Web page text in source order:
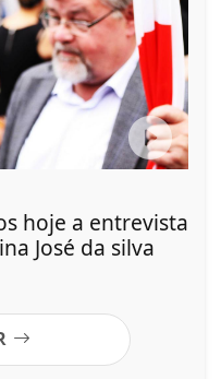
hoje a entrevista
José da silva